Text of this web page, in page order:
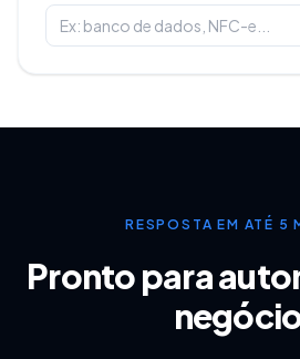
RESPOSTA EM ATÉ 5
Pronto para